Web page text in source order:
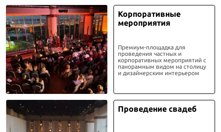
Корпоративные
мероприятия
Премиум-площадка для
проведения частных и
корпоративных мероприятий с
панорамным видом на столицу
и дизайнерским интерьером
Проведение свадеб